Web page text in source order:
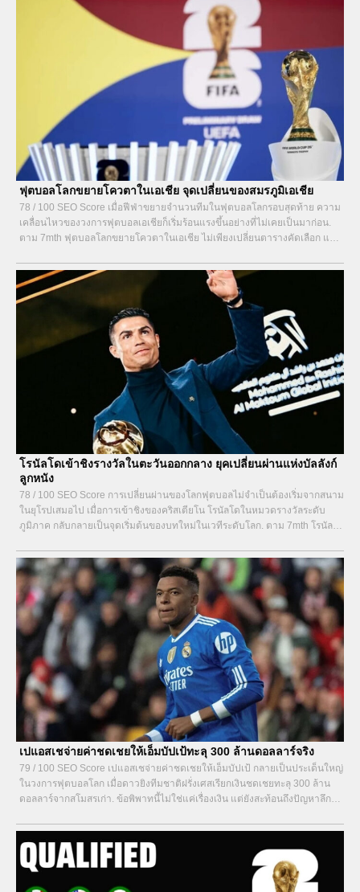
ฟุตบอลโลกขยายโควตาในเอเชีย จุดเปลี่ยนของสมรภูมิเอเชีย
78 / 100 SEO Score เมื่อฟีฟ่าขยายจำนวนทีมในฟุตบอลโลกรอบสุดท้าย ความ
เคลื่อนไหวของวงการฟุตบอลเอเชียก็เริ่มร้อนแรงขึ้นอย่างที่ไม่เคยเป็นมาก่อน.
ตาม 7mth ฟุตบอลโลกขยายโควตาในเอเชีย ไม่เพียงเปลี่ยนตารางคัดเลือก แต่
แนวทางใหม่ทั้งจากภายในและภายนอก เพื่อไขว่คว้าโอกาสที่เคยห่างไกล.
ความเคลื่อนไหวแรงจากฟุตบอลโลกขยายโควตาในเอเชีย...
โรนัลโดเข้าชิงรางวัลในตะวันออกกลาง ยุคเปลี่ยนผ่านแห่งบัลลังก์
ลูกหนัง
78 / 100 SEO Score การเปลี่ยนผ่านของโลกฟุตบอลไม่จำเป็นต้องเริ่มจากสนาม
ในยุโรปเสมอไป เมื่อการเข้าชิงของคริสเตียโน โรนัลโดในหมวดรางวัลระดับ
ภูมิภาค กลับกลายเป็นจุดเริ่มต้นของบทใหม่ในเวทีระดับโลก. ตาม 7mth โรนัลโด
เสียงที่ผ่านมา แต่เพราะเขาคือสัญลักษณ์ของยุคที่ศูนย์กลางอำนาจลูกหนังกำลัง
เคลื่อนจากตะวันตกมาสู่ตะวันออก...
เปแอสเชจ่ายค่าชดเชยให้เอ็มบัปเป้ทะลุ 300 ล้านดอลลาร์จริง
79 / 100 SEO Score เปแอสเชจ่ายค่าชดเชยให้เอ็มบัปเป้ กลายเป็นประเด็นใหญ่
ในวงการฟุตบอลโลก เมื่อดาวยิงทีมชาติฝรั่งเศสเรียกเงินชดเชยทะลุ 300 ล้าน
ดอลลาร์จากสโมสรเก่า. ข้อพิพาทนี้ไม่ใช่แค่เรื่องเงิน แต่ยังสะท้อนถึงปัญหาลึกใน
ด้วยคดีมูลค่าสูงกว่าถึง...